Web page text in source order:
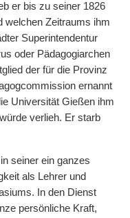
er bis zu seiner 1826
welchen Zeitraums ihm
Superintendentur
oder Pädagogiarchen
der für die Provinz
ernannt
Universität Gießen ihm
verlieh. Er starb
seiner ein ganzes
als Lehrer und
In den Dienst
persönliche Kraft,